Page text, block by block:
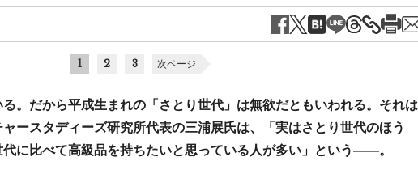
1 2 3 次ページ
。だから平成生まれの「さとり世代」は無欲だともいわれる。それは
ースタディーズ研究所代表の三浦展氏は、「実はさとり世代のほう
に比べて高級品を持ちたいと思っている人が多い」という——。